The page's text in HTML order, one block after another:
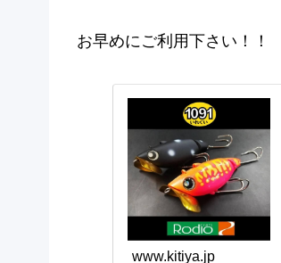
お早めにご利用下さい！！
www.kitiya.jp